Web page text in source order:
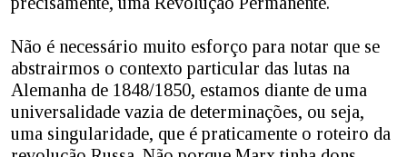
Não é necessário muito esforço para notar que se
abstrairmos o contexto particular das lutas na
Alemanha de 1848/1850, estamos diante de uma
universalidade vazia de determinações, ou seja,
uma singularidade, que é praticamente o roteiro da